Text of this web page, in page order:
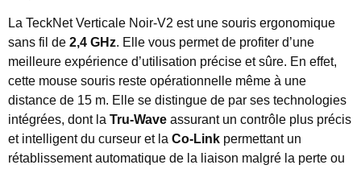
La TeckNet Verticale Noir-V2 est une souris ergonomique
sans fil de 2,4 GHz. Elle vous permet de profiter d’une
meilleure expérience d’utilisation précise et sûre. En effet,
cette mouse souris reste opérationnelle même à une
distance de 15 m. Elle se distingue de par ses technologies
intégrées, dont la Tru-Wave assurant un contrôle plus précis
et intelligent du curseur et la Co-Link permettant un
rétablissement automatique de la liaison malgré la perte ou